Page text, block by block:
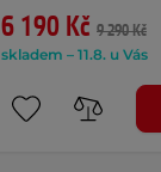
6 190 Kč 9 290 Kč
skladem – 11.8. u Vás